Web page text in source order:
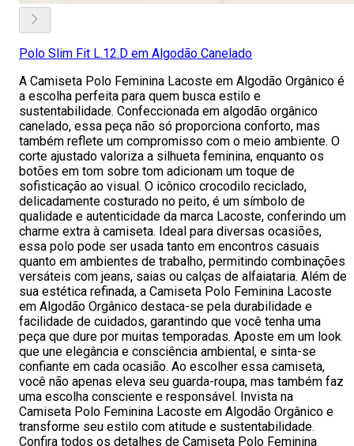
Polo Slim Fit L.12.D em Algodão Canelado
A Camiseta Polo Feminina Lacoste em Algodão Orgânico é
a escolha perfeita para quem busca estilo e
sustentabilidade. Confeccionada em algodão orgânico
canelado, essa peça não só proporciona conforto, mas
também reflete um compromisso com o meio ambiente. O
corte ajustado valoriza a silhueta feminina, enquanto os
botões em tom sobre tom adicionam um toque de
sofisticação ao visual. O icônico crocodilo reciclado,
delicadamente costurado no peito, é um símbolo de
qualidade e autenticidade da marca Lacoste, conferindo um
charme extra à camiseta. Ideal para diversas ocasiões,
essa polo pode ser usada tanto em encontros casuais
quanto em ambientes de trabalho, permitindo combinações
versáteis com jeans, saias ou calças de alfaiataria. Além de
sua estética refinada, a Camiseta Polo Feminina Lacoste
em Algodão Orgânico destaca-se pela durabilidade e
facilidade de cuidados, garantindo que você tenha uma
peça que dure por muitas temporadas. Aposte em um look
que une elegância e consciência ambiental, e sinta-se
confiante em cada ocasião. Ao escolher essa camiseta,
você não apenas eleva seu guarda-roupa, mas também faz
uma escolha consciente e responsável. Invista na
Camiseta Polo Feminina Lacoste em Algodão Orgânico e
transforme seu estilo com atitude e sustentabilidade.
Confira todos os detalhes de Camiseta Polo Feminina